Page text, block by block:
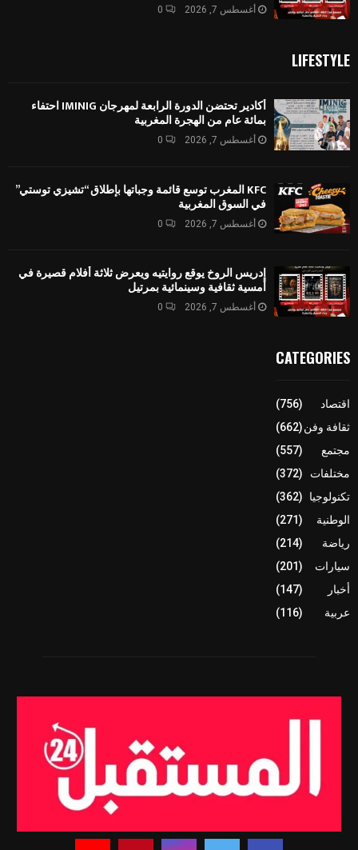
أغسطس 7, 2026 0
LIFESTYLE
أكادير تحتضن الدورة الرابعة لمهرجان IMINIG احتفاء
بمائة عام من الهجرة المغربية
أغسطس 7, 2026 0
KFC المغرب توسع قائمة وجباتها بإطلاق “تشيزي توستي”
في السوق المغربية
أغسطس 7, 2026 0
إدريس الروخ يوقع روايتيه ويعرض ثلاثة أفلام قصيرة في
أمسية ثقافية وسينمائية بمرتيل
أغسطس 7, 2026 0
CATEGORIES
اقتصاد
(756)
ثقافة وفن(662)
مجتمع
(557)
مختلفات
(372)
تكنولوجيا
(362)
الوطنية
(271)
رياضة
(214)
سيارات
(201)
أخبار
(147)
عربية
(116)